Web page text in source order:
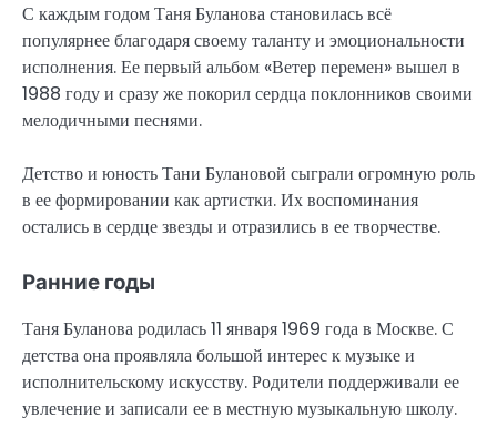
С каждым годом Таня Буланова становилась всё
популярнее благодаря своему таланту и эмоциональности
исполнения. Ее первый альбом «Ветер перемен» вышел в
1988 году и сразу же покорил сердца поклонников своими
мелодичными песнями.
Детство и юность Тани Булановой сыграли огромную роль
в ее формировании как артистки. Их воспоминания
остались в сердце звезды и отразились в ее творчестве.
Ранние годы
Таня Буланова родилась 11 января 1969 года в Москве. С
детства она проявляла большой интерес к музыке и
исполнительскому искусству. Родители поддерживали ее
увлечение и записали ее в местную музыкальную школу.